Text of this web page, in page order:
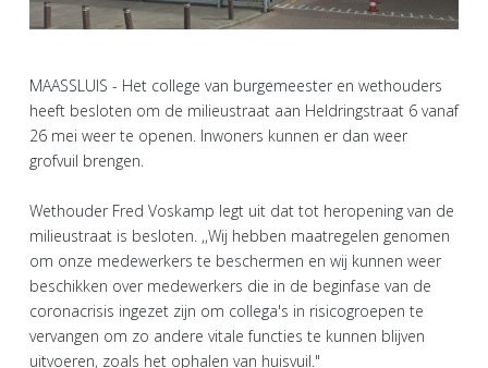
MAASSLUIS - Het college van burgemeester en wethouders
heeft besloten om de milieustraat aan Heldringstraat 6 vanaf
26 mei weer te openen. Inwoners kunnen er dan weer
grofvuil brengen.
Wethouder Fred Voskamp legt uit dat tot heropening van de
milieustraat is besloten. ,,Wij hebben maatregelen genomen
om onze medewerkers te beschermen en wij kunnen weer
beschikken over medewerkers die in de beginfase van de
coronacrisis ingezet zijn om collega's in risicogroepen te
vervangen om zo andere vitale functies te kunnen blijven
uitvoeren, zoals het ophalen van huisvuil."